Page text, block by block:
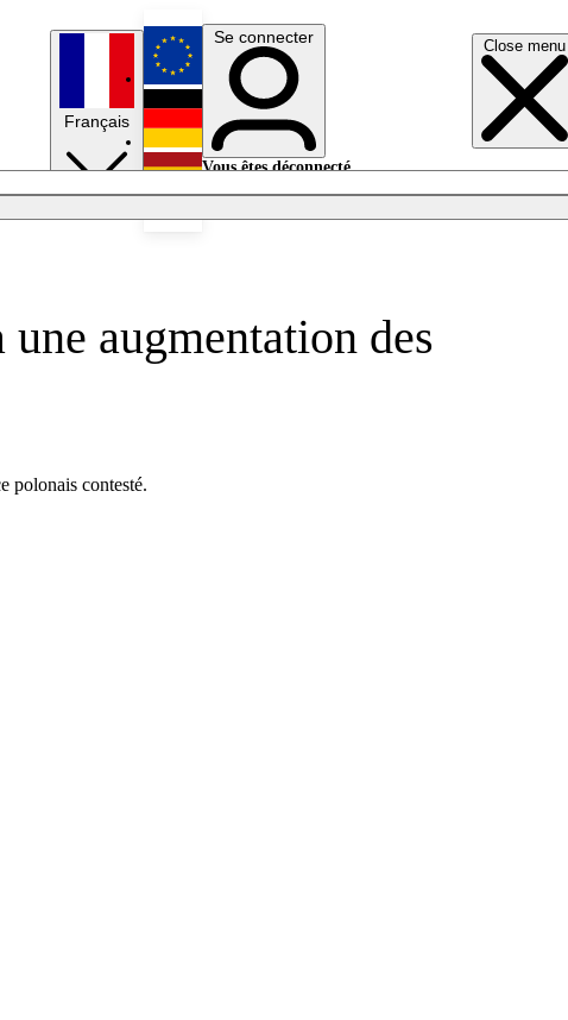
Close menu
Français
English
Deutsch
Se connecter
Vous êtes déconnecté.
une augmentation des
polonais contesté.